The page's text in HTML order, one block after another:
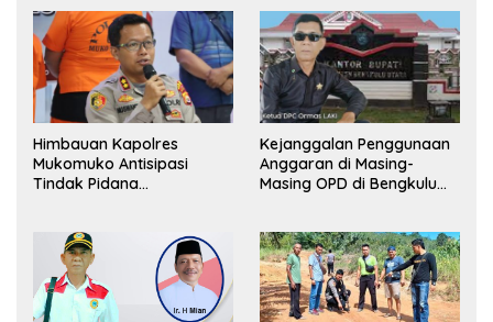
Himbauan Kapolres
Mukomuko Antisipasi
Tindak Pidana
Kejanggalan Penggunaan
Anggaran di Masing-
Masing OPD di Bengkulu